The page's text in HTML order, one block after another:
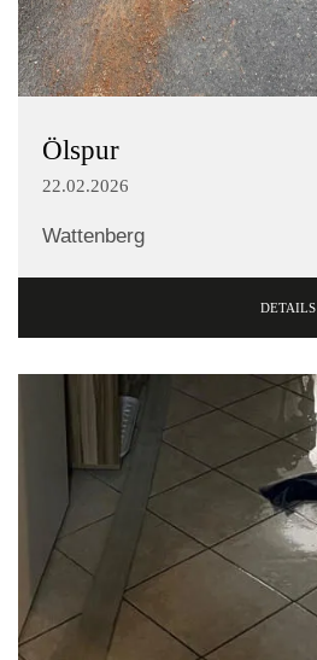
Ölspur
22.02.2026
Wattenberg
DETAILS